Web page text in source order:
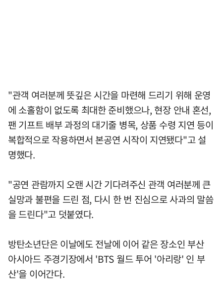
"관객 여러분께 뜻깊은 시간을 마련해 드리기 위해 운영
에 소홀함이 없도록 최대한 준비했으나, 현장 안내 혼선,
팬 기프트 배부 과정의 대기줄 병목, 상품 수령 지연 등이
복합적으로 작용하면서 본공연 시작이 지연됐다"고 설
명했다.
"공연 관람까지 오랜 시간 기다려주신 관객 여러분께 큰
실망과 불편을 드린 점, 다시 한 번 진심으로 사과의 말씀
을 드린다"고 덧붙였다.
방탄소년단은 이날에도 전날에 이어 같은 장소인 부산
아시아드 주경기장에서 'BTS 월드 투어 '아리랑' 인 부
산'을 이어간다.